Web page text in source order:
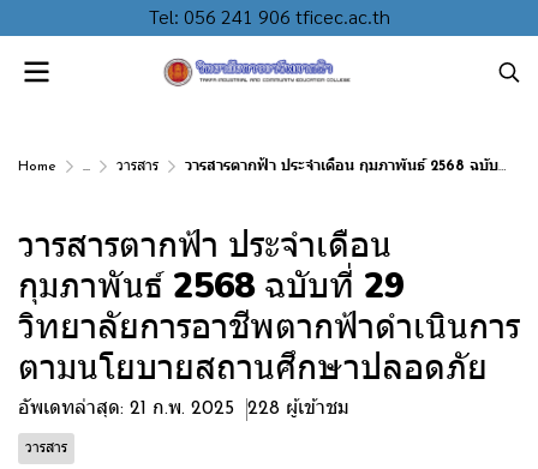
Tel: 056 241 906 tficec.ac.th
Home ... วารสาร วารสารตากฟ้า ประจำเดือน กุมภาพันธ์ 2568 ฉบับที่ 29 วิทยาลัยการอาชีพตากฟ้าดำเนินการตามนโยบายสถานศึกษาปลอดภัย
วารสารตากฟ้า ประจำเดือน
กุมภาพันธ์ 2568 ฉบับที่ 29
วิทยาลัยการอาชีพตากฟ้าดำเนินการ
ตามนโยบายสถานศึกษาปลอดภัย
อัพเดทล่าสุด: 21 ก.พ. 2025 228 ผู้เข้าชม
วารสาร